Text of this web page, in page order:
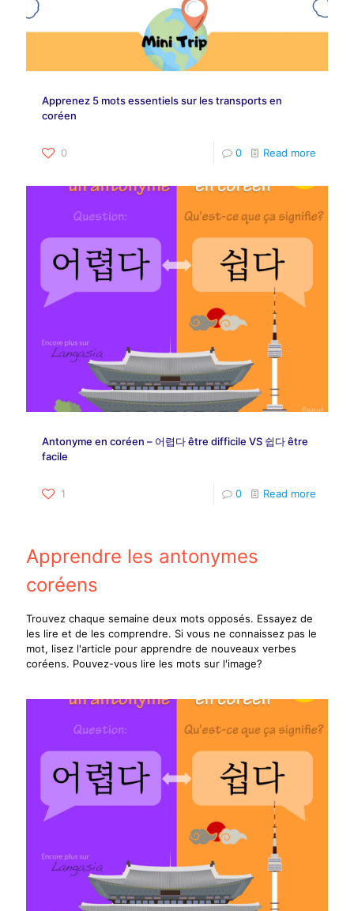
Apprenez 5 mots essentiels sur les transports en
coréen
0 0 Read more
Antonyme en coréen – 어렵다 être difficile VS 쉽다 être
facile
1 0 Read more
Apprendre les antonymes
coréens
Trouvez chaque semaine deux mots opposés. Essayez de
les lire et de les comprendre. Si vous ne connaissez pas le
mot, lisez l'article pour apprendre de nouveaux verbes
coréens. Pouvez-vous lire les mots sur l'image?